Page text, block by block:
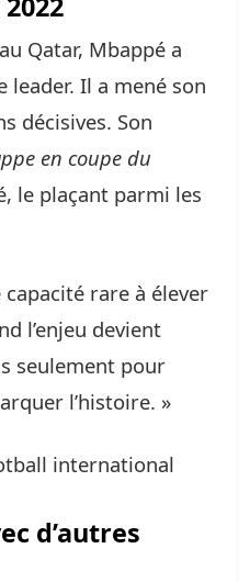
Qatar, Mbappé a
Il a mené son
décisives. Son
en coupe du
le plaçant parmi les
rare à élever
l’enjeu devient
seulement pour
l’histoire. »
international
d’autres